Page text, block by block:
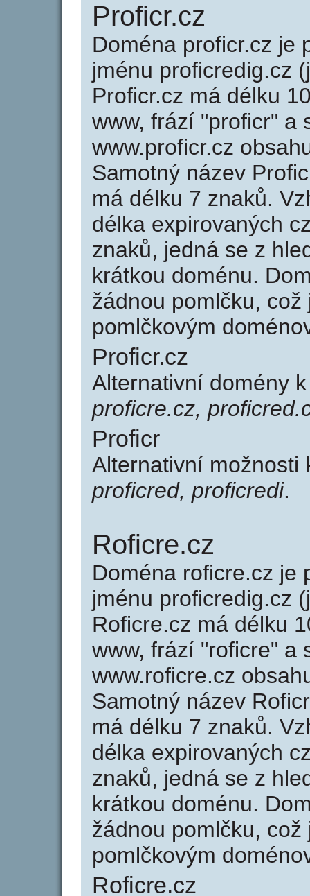
Proficr.cz
Doména proficr.cz je
jménu proficredig.cz
Proficr.cz má délku
www, frází "proficr" a
www.proficr.cz
Samotný název
má délku 7 znaků.
délka expirovaných
znaků, jedná se z
krátkou doménu.
žádnou pomlčku,
pomlčkovým
Proficr.cz
Alternativní domény
proficre.cz,
Proficr
Alternativní
proficred, proficredi.
Roficre.cz
Doména roficre.cz je
jménu proficredig.cz
Roficre.cz má délku
www, frází "roficre" a
www.roficre.cz
Samotný název
má délku 7 znaků.
délka expirovaných
znaků, jedná se z
krátkou doménu.
žádnou pomlčku,
pomlčkovým
Roficre.cz